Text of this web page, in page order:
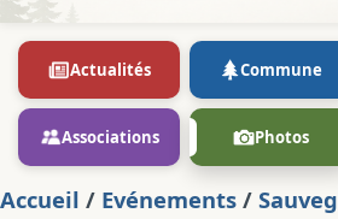
Actualités Commune
Associations Photos
Accueil / Evénements /